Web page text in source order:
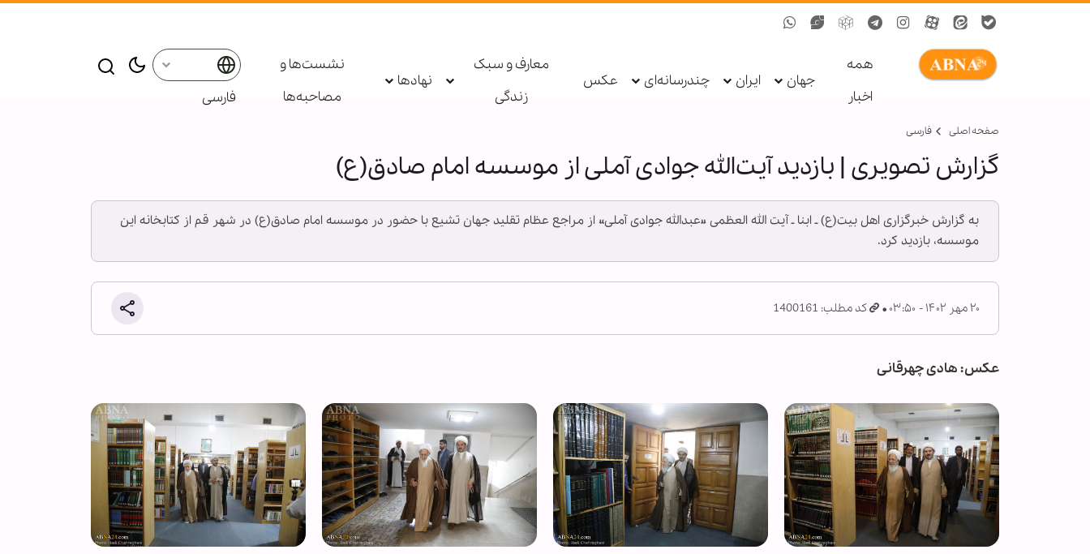
همه
اخبار
جهان ایران چندرسانه‌ای عکس
معارف و سبک
زندگی
نهادها
نشست‌ها و
مصاحبه‌ها
فارسی
صفحه اصلی فارسی
گزارش تصویری | بازدید آیت‌الله جوادی آملی از موسسه امام صادق(ع)
به گزارش خبرگزاری اهل بیت(ع) ـ ابنا ـ آیت الله العظمی «عبدالله جوادی آملی» از مراجع عظام تقلید جهان تشیع با حضور در موسسه امام صادق(ع) در شهر قم از کتابخانه این
موسسه، بازدید کرد.
۲۰ مهر ۱۴۰۲ - ۰۳:۵۰ کد مطلب: 1400161
عکس: هادی چهرقانی